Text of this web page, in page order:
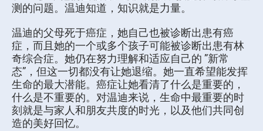
测的问题。温迪知道，知识就是力量。
温迪的父母死于癌症，她自己也被诊断出患有癌
症，而且她的一个或多个孩子可能被诊断出患有林
奇综合症。她仍在努力理解和适应自己的 ”新常
态”，但这一切都没有让她退缩。她一直希望能发挥
生命的最大潜能。癌症让她看清了什么是重要的，
什么是不重要的。对温迪来说，生命中最重要的时
刻就是与家人和朋友共度的时光，以及他们共同创
造的美好回忆。